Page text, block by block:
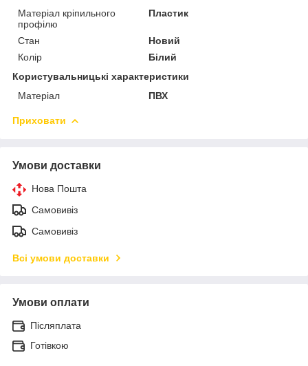
Матеріал кріпильного
профілю
Пластик
Стан
Новий
Колір
Білий
Користувальницькі характеристики
Матеріал
ПВХ
Приховати
Умови доставки
Нова Пошта
Самовивіз
Самовивіз
Всі умови доставки
Умови оплати
Післяплата
Готівкою